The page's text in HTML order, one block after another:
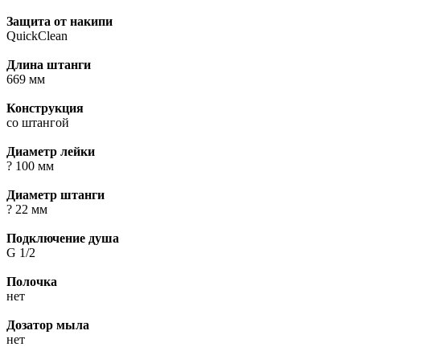
Защита от накипи
QuickClean
Длина штанги
669 мм
Конструкция
со штангой
Диаметр лейки
? 100 мм
Диаметр штанги
? 22 мм
Подключение душа
G 1/2
Полочка
нет
Дозатор мыла
нет